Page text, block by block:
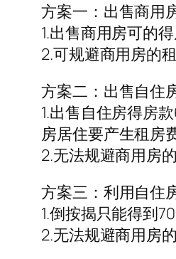
方案一：出售商用
1.出售商用房可的
2.可规避商用房的
方案二：出售自住
1.出售自住房得房
房居住要产生租房
2.无法规避商用房
方案三：利用自住
1.倒按揭只能得到
2.无法规避商用房